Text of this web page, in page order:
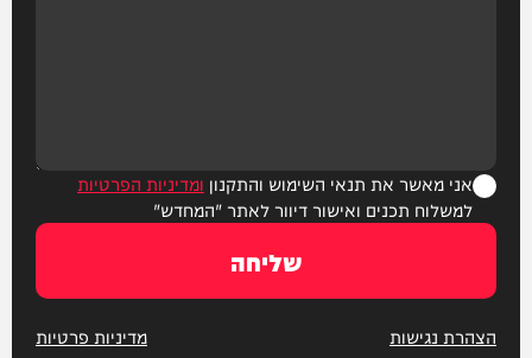
אני מאשר את תנאי השימוש והתקנון ומדיניות הפרטיות
למשלוח תכנים ואישור דיוור לאתר "המחדש"
שליחה
הצהרת נגישות מדיניות פרטיות